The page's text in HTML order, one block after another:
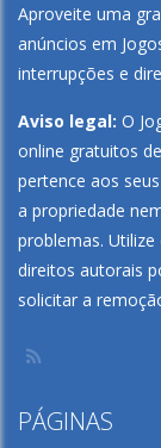
Aproveite uma
anúncios em
interrupções e
Aviso legal: O
online gratuitos
pertence aos
a propriedade
problemas.
direitos autorais
solicitar a
PÁGINAS